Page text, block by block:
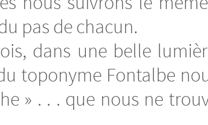
pas de chacun.
dans une belle
toponyme Fontalbe
» . . . que nous ne